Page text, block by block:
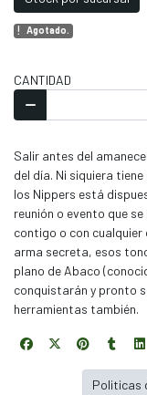
Agotado.
CANTIDAD
Salir antes del
del día. Ni siquiera
los Nippers está
reunión o evento que
contigo o con
arma secreta, esos
plano de Abaco
conquistarán y pronto
herramientas también.
Politicas